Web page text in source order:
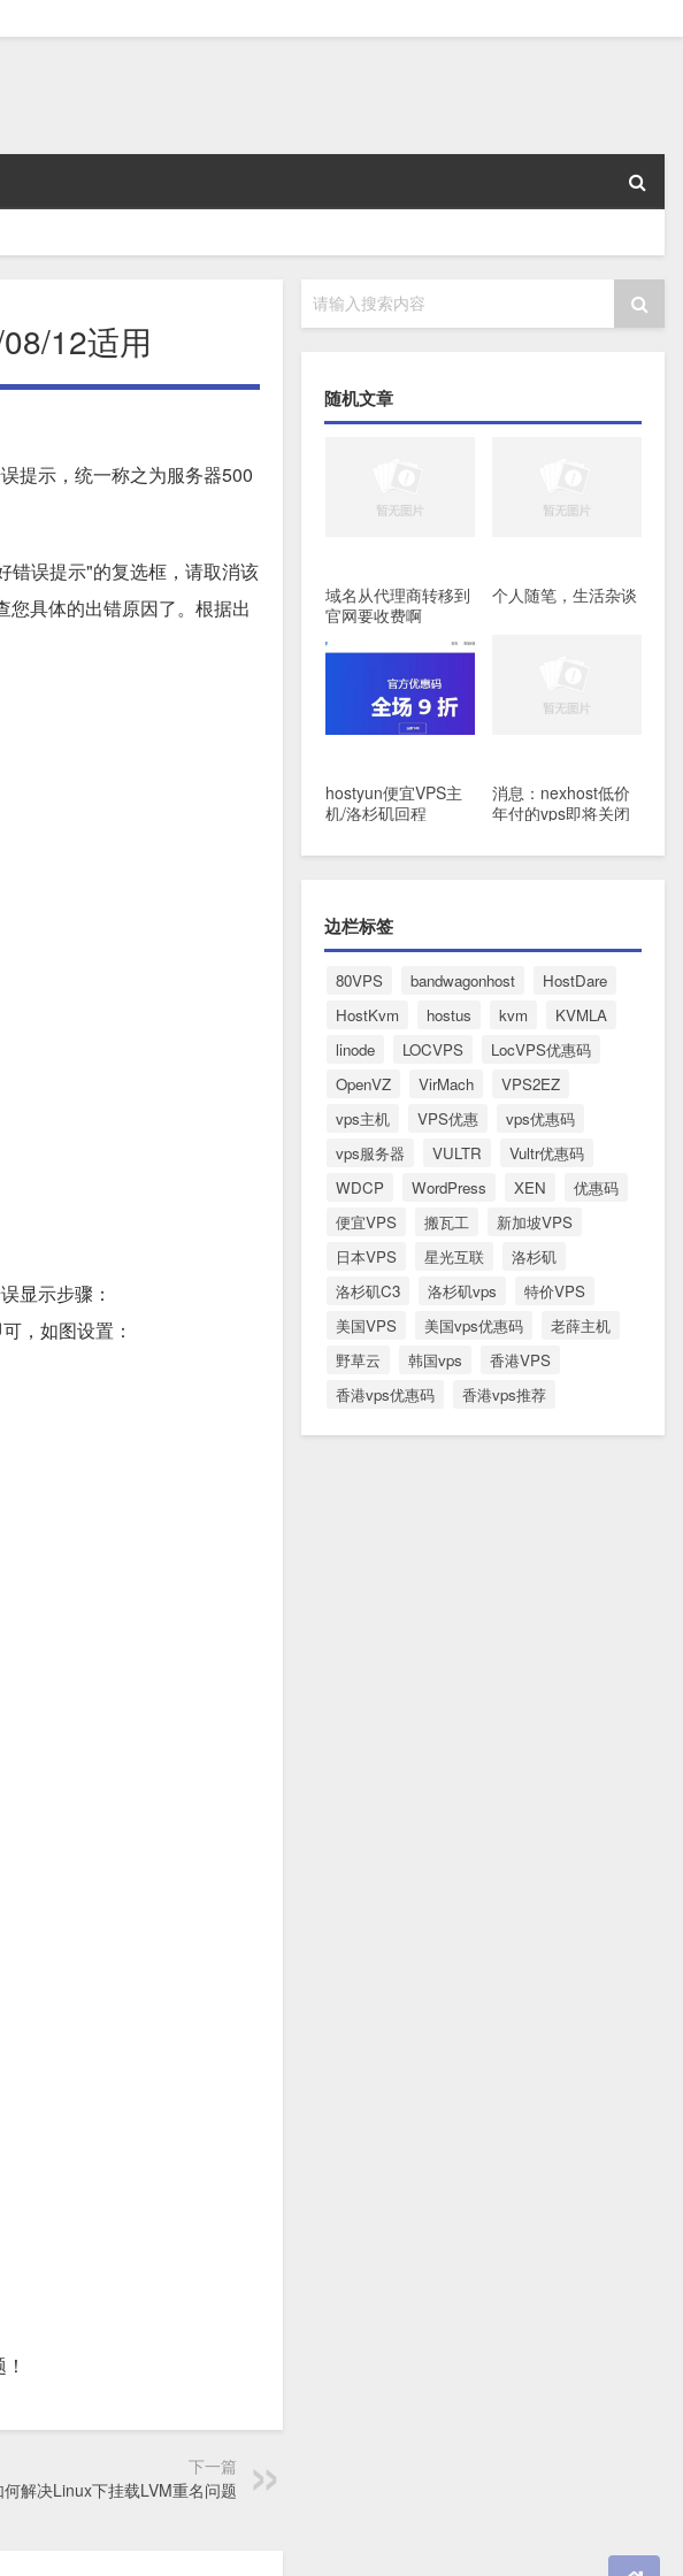
12适用
提示，统一称之为服务器500
错误提示"的复选框，请取消该
具体的出错原因了。根据出
显示步骤：
，如图设置：
下一篇
何解决Linux下挂载LVM重名问题
请输入搜索内容
随机文章
域名从代理商转移到
官网要收费啊
个人随笔，生活杂谈
hostyun便宜VPS主
机/洛杉矶回程
月付19.8元起
消息：nexhost低价
年付的vps即将关闭
边栏标签
80VPS bandwagonhost
HostDare
HostKvm
hostus kvm
KVMLA
linode
LOCVPS
LocVPS优惠码
OpenVZ
VirMach
VPS2EZ
vps主机
VPS优惠
vps优惠码
vps服务器
VULTR
Vultr优惠码
WDCP
WordPress XEN
优惠码
便宜VPS
搬瓦工
新加坡VPS
日本VPS
星光互联
洛杉矶
洛杉矶C3
洛杉矶vps
特价VPS
美国VPS
美国vps优惠码
老薛主机
野草云
韩国vps
香港VPS
香港vps优惠码
香港vps推荐